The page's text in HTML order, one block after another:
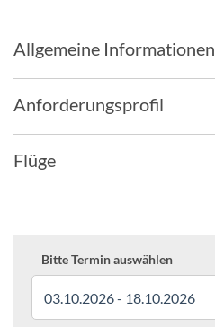
Allgemeine Informationen
Anforderungsprofil
Flüge
Bitte Termin auswählen
03.10.2026 - 18.10.2026